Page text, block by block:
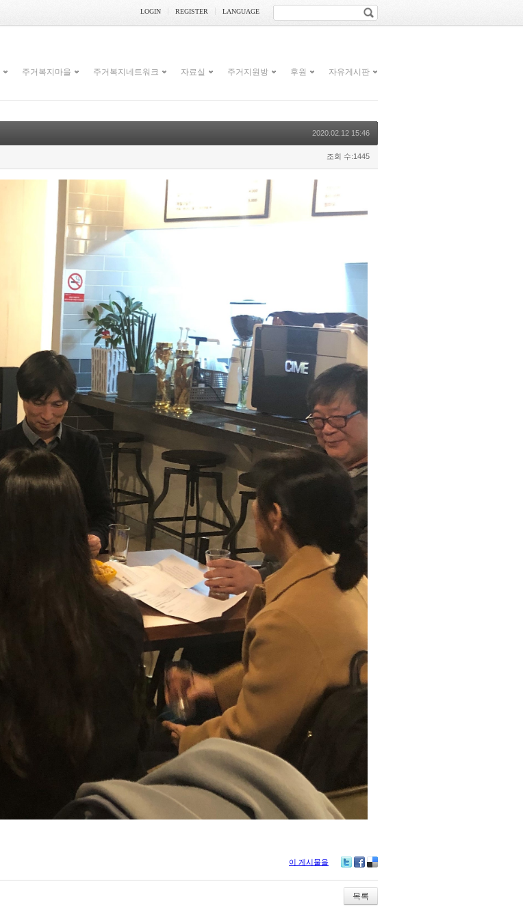
LOGIN REGISTER LANGUAGE
주거복지마을 주거복지네트워크 자료실 주거지원방 후원 자유게시판
2020.02.12 15:46
조회 수:1445
이 게시물을
bo
ok
ou
s
목록